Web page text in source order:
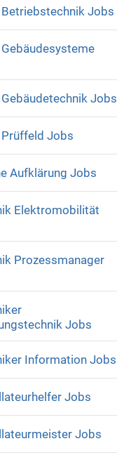
Jobs
Jobs
Jobs
Aufklärung Jobs
Elektromobilität
Prozessmanager
Jobs
Information Jobs
Jobs
Jobs